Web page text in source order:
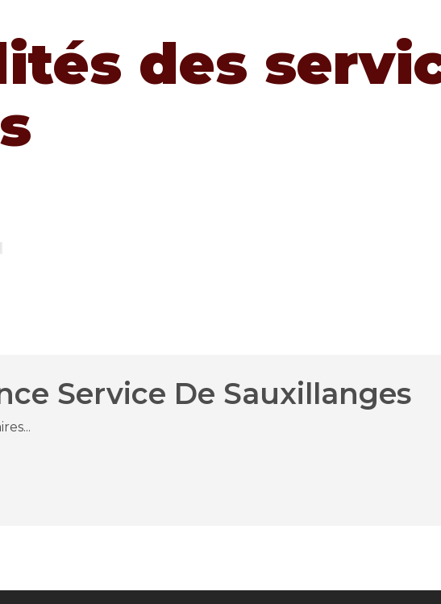
des
Service De Sauxillanges